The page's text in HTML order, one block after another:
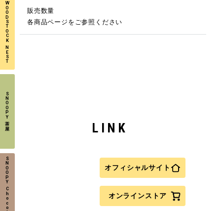
W
O
O
D
S
T
O
C
K
N
E
S
T
S
N
O
O
P
Y
茶
屋
S
N
O
O
P
Y
C
h
o
c
o
販売数量
各商品ページをご参照ください
LINK
オフィシャルサイト
オンラインストア